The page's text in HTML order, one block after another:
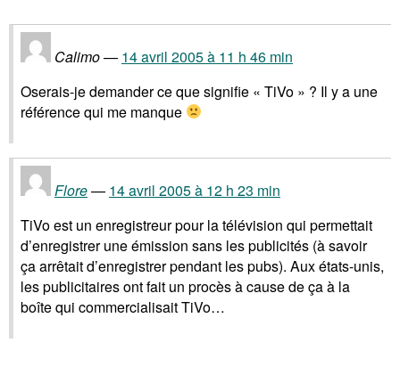
Calimo
14 avril 2005 à 11 h 46 min
Oserais-je demander ce que signifie « TiVo » ? Il y a une
référence qui me manque
Flore
14 avril 2005 à 12 h 23 min
TiVo est un enregistreur pour la télévision qui permettait
d’enregistrer une émission sans les publicités (à savoir
ça arrêtait d’enregistrer pendant les pubs). Aux états-unis,
les publicitaires ont fait un procès à cause de ça à la
boîte qui commercialisait TiVo…